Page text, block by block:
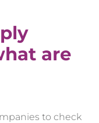
are
to check